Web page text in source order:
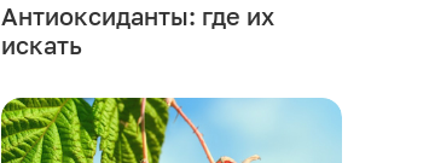
Антиоксиданты: где их
искать